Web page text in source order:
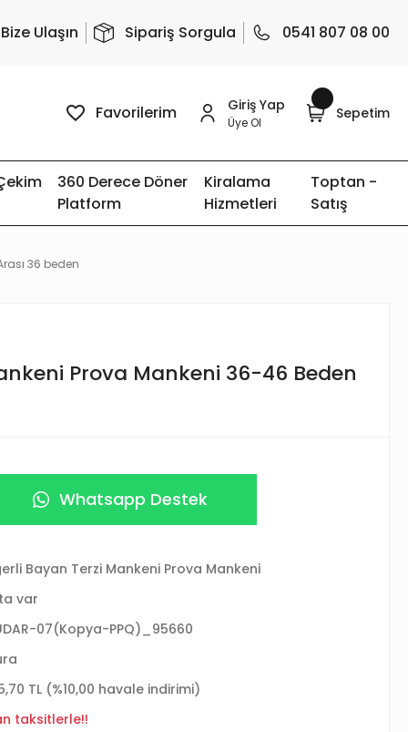
Bize Ulaşın Sipariş Sorgula 0541 807 08 00
Favorilerim Giriş Yap
Üye Ol
Sepetim
360 Derece Döner
Platform
Kiralama
Hizmetleri
Toptan -
Satış
36 beden
Prova Mankeni 36-46 Beden
Whatsapp Destek
Bayan Terzi Mankeni Prova Mankeni
var
07(Kopya-PPQ)_95660
TL (%10,00 havale indirimi)
taksitlerle!!